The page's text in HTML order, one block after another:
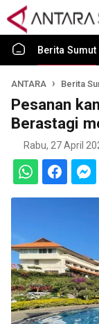
Berita Sumut
ANTARA Berita
Pesanan
Berastagi
Rabu, 27 April